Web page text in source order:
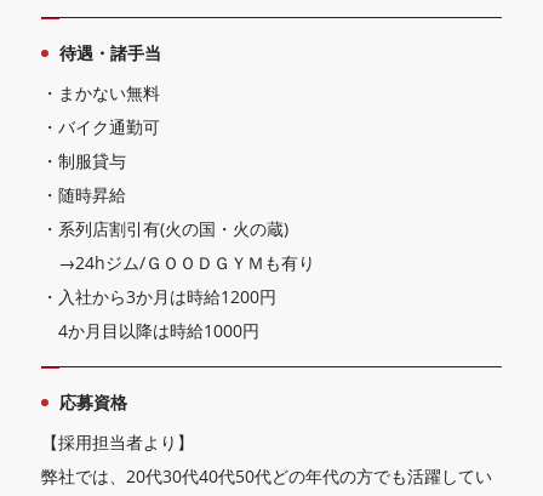
待遇・諸手当
・まかない無料
・バイク通勤可
・制服貸与
・随時昇給
・系列店割引有(火の国・火の蔵)
→24hジム/ＧＯＯＤＧＹＭも有り
・入社から3か月は時給1200円
4か月目以降は時給1000円
応募資格
【採用担当者より】
弊社では、20代30代40代50代どの年代の方でも活躍してい